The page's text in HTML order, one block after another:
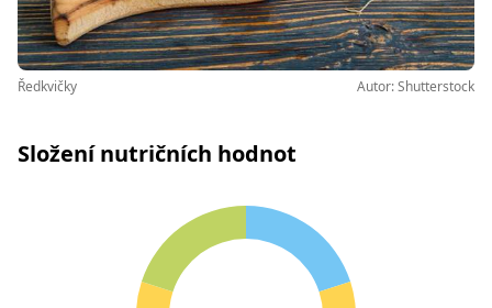
Ředkvičky Autor: Shutterstock
Složení nutričních hodnot